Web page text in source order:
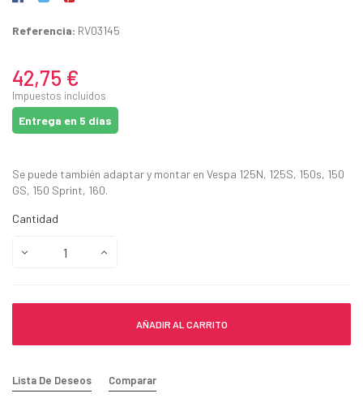
Referencia: RV03145
42,75 €
Impuestos incluidos
Entrega en 5 días
Se puede también adaptar y montar en Vespa 125N, 125S, 150s, 150
GS, 150 Sprint, 160.
Cantidad
AÑADIR AL CARRITO
Lista De Deseos Comparar